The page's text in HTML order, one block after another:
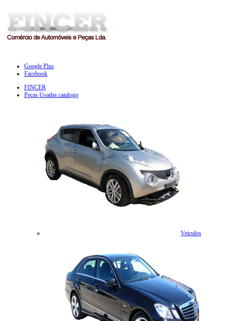
Google Plus
Facebook
FINCER
Peças Usadas catalogo
Veiculos